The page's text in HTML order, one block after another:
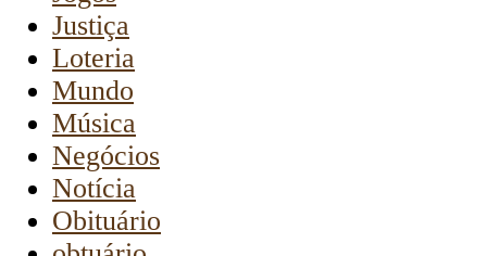
Justiça
Loteria
Mundo
Música
Negócios
Notícia
Obituário